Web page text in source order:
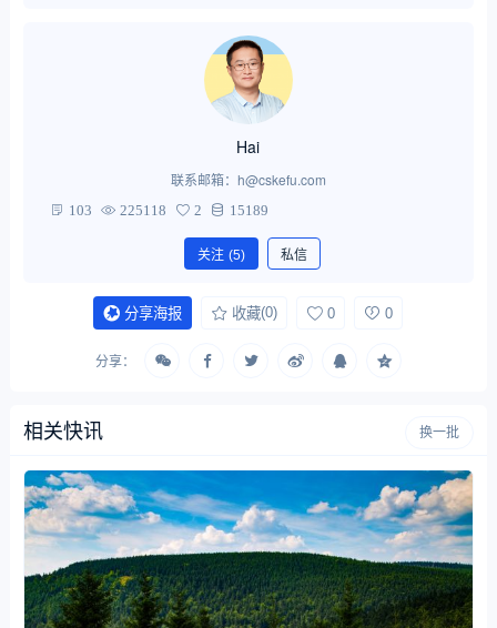
Hai
联系邮箱：h@cskefu.com
103 225118 2 15189
关注 (5) 私信
分享海报 收藏(0) 0 0
分享：
相关快讯 换一批